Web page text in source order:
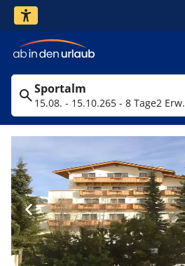
Sportalm
15.08. - 15.10.265 - 8 Tage2 Erw.